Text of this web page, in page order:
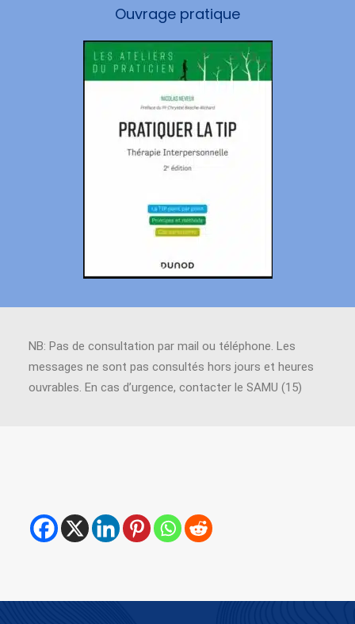
Ouvrage pratique
NB: Pas de consultation par mail ou téléphone. Les
messages ne sont pas consultés hors jours et heures
ouvrables. En cas d’urgence, contacter le SAMU (15)